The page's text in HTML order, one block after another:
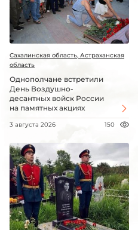
Сахалинская область, Астраханская
область
Однополчане встретили
День Воздушно-
десантных войск России
на памятных акциях
3 августа 2026 150